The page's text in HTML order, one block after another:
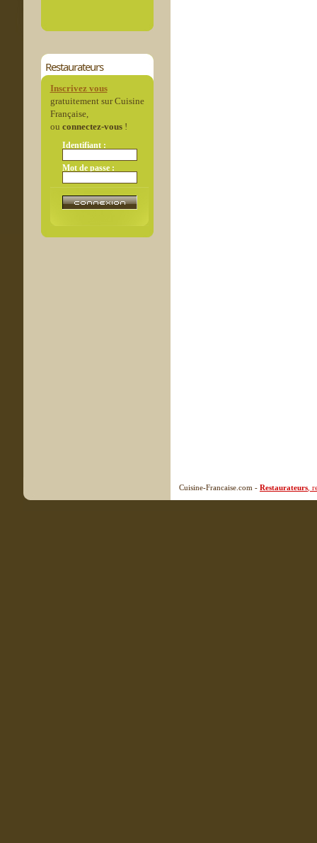
Restaurateurs
Inscrivez vous
gratuitement sur Cuisine
Française,
ou connectez-vous!
Identifiant :
Mot de passe :
Cuisine-Francaise.com - Restaurateurs ,